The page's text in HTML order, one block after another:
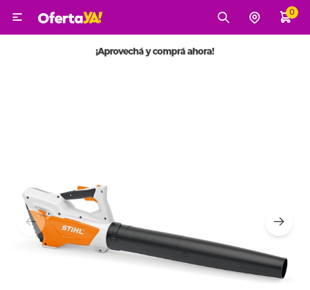
0
 MI CUENTA
Tecnología
Tecnología
Gaming